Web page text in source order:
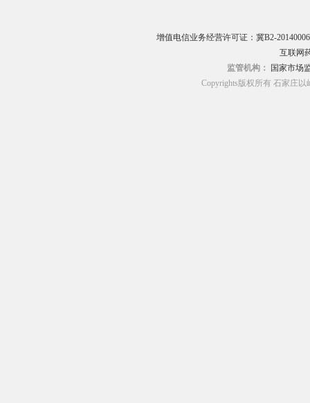
增值电信业务经营许可证：冀B2-20140006
互联网
监管机构：
国家市场
Copyrights版权所有 石家庄